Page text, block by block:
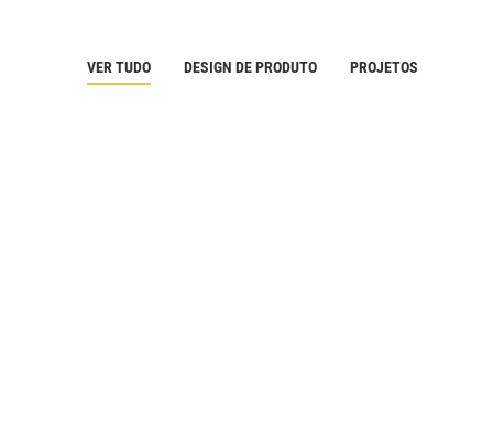
VER TUDO DESIGN DE PRODUTO PROJETOS